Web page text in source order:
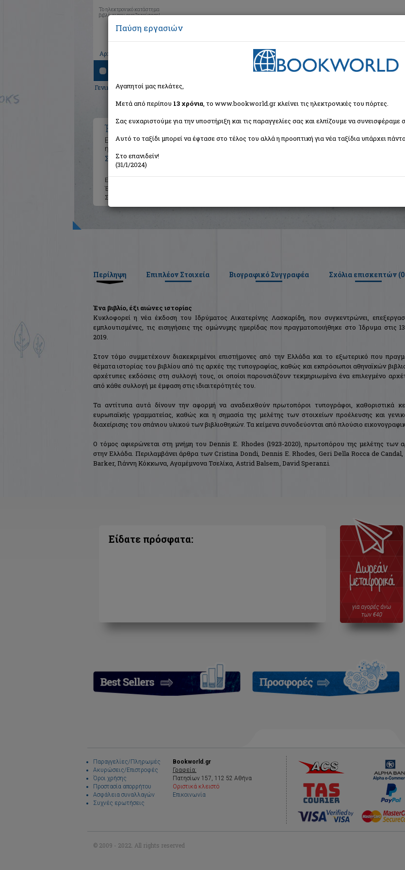
Το ηλεκτρονικό κατάστημα
βιβλίων που αναζητούσατε!
Αρχική
Γενικά Βιβλία> Ένα βιβλίο, έξι αιώνες ιστορίας
Ένα βιβλίο, έξι αιώνες ιστορίας
Εκδόσεις από την αυγή της τυπογραφίας στις βιβλιοθήκες της Αθήνας. Πρακτικά
ημερίδας
Συλλογικό έργο
Εκδότης:
Έτος:
Σελίδες:
Περίληψη Επιπλέον Στοιχεία Βιογραφικό Συγγραφέα Σχόλια επισκεπτών (0
Ένα βιβλίο, έξι αιώνες ιστορίας
Κυκλοφορεί η νέα έκδοση του Ιδρύματος Αικατερίνης Λασκαρίδη, που συγκεντρώνει,
εμπλουτισμένες, τις εισηγήσεις της ομώνυμης ημερίδας που πραγματοποιήθηκε στο Ίδρυμα στις
2019.
Στον τόμο συμμετέχουν διακεκριμένοι επιστήμονες από την Ελλάδα και το εξωτερικό που
θέματα ιστορίας του βιβλίου από τις αρχές της τυπογραφίας, καθώς και εκπρόσωποι αθηναϊκών
αρχέτυπες εκδόσεις στη συλλογή τους, οι οποίοι παρουσιάζουν τεκμηριωμένα ένα επιλεγμένο
από κάθε συλλογή με έμφαση στις ιδιαιτερότητές του.
Τα αντίτυπα αυτά δίνουν την αφορμή να αναδειχθούν πρωτοπόροι τυπογράφοι, καθοριστικά
ευρωπαϊκής γραμματείας, καθώς και η σημασία της μελέτης των στοιχείων προέλευσης και
διαχείρισης του σπάνιου υλικού των βιβλιοθηκών. Τα κείμενα συνοδεύονται από πλούσιο
Ο τόμος αφιερώνεται στη μνήμη του Dennis E. Rhodes (1923-2020), πρωτοπόρου της μελέτης των
στην Ελλάδα. Περιλαμβάνει άρθρα των Cristina Dondi, Dennis E. Rhodes, Geri Della Rocca de
Barker, Γιάννη Κόκκωνα, Αγαμέμνονα Τσελίκα, Astrid Balsem, David Speranzi.
Αποστολάκη, Κατερίνα Λυγνού (Εθνική Βιβλιοθήκη της Ελλάδος), Βενετία Χατζοπούλου (ΙΠΑ/ΜΙΕΤ),
Παπαδοπούλου, Κλεοπάτρα Κυρτάτα και Βέρα Ανδριοπούλου (Ίδρυμα Αικατερίνης Λασκαρίδη).
Η έκδοση στοχεύει να παρουσιάσει στο ευρύτερο ενδιαφερόμενο κοινό τις αρχέτυπες εκδόσεις και
τους στην ιστορία της τυπογραφίας καθώς και τις τάσεις της σχετικής διεθνούς έρευνας, να συμβάλει
της ιστορίας του βιβλίου στην Ελλάδα και να αποτελέσει έναυσμα για περαιτέρω έρευνα και
Είδατε πρόσφατα:
Παραγγελίες/Πληρωμές
Ακυρώσεις/Επιστροφές
Όροι χρήσης
Προστασία απορρήτου
Ασφάλεια συναλλαγών
Συχνές ερωτήσεις
Bookworld.gr
Γραφεία:
Πατησίων 157, 112 52 Αθήνα
Οριστικά κλειστό
Επικοινωνία
© 2009 - 2022. All rights reserved
Παύση εργασιών
Αγαπητοί μας πελάτες,
Μετά από περίπου 13 χρόνια, το www.bookworld.gr κλείνει τις ηλεκτρονικές του πόρτες.
Σας ευχαριστούμε για την υποστήριξη και τις παραγγελίες σας και ελπίζουμε να συνεισφέραμε
Αυτό το ταξίδι μπορεί να έφτασε στο τέλος του αλλά η προοπτική για νέα ταξίδια υπάρχει
Στο επανιδείν!
(31/1/2024)